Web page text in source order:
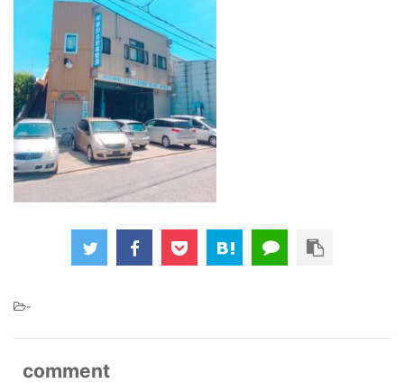
-
comment